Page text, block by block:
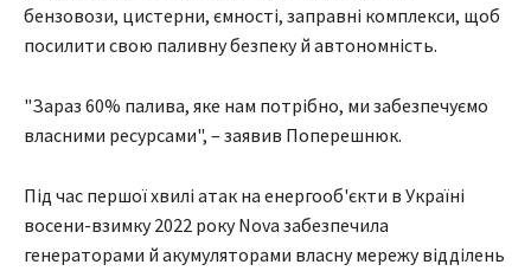
бензовози, цистерни, ємності, заправні комплекси, щоб
посилити свою паливну безпеку й автономність.
"Зараз 60% палива, яке нам потрібно, ми забезпечуємо
власними ресурсами", – заявив Поперешнюк.
Під час першої хвилі атак на енергооб'єкти в Україні
восени-взимку 2022 року Nova забезпечила
генераторами й акумуляторами власну мережу відділень